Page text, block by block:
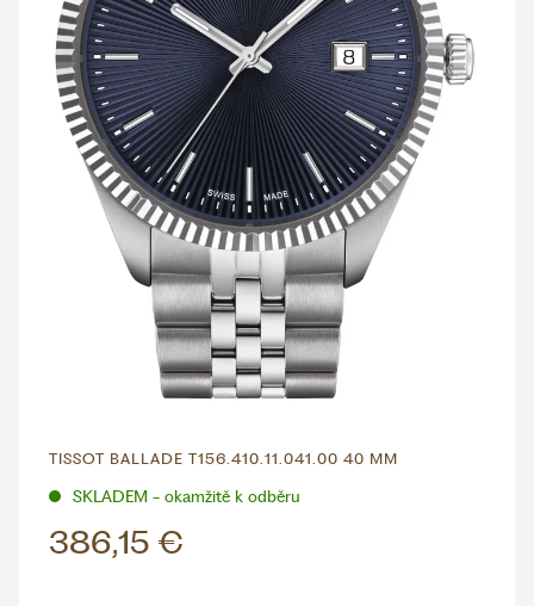
TISSOT BALLADE T156.410.11.041.00 40 MM
SKLADEM - okamžitě k odběru
386,15 €